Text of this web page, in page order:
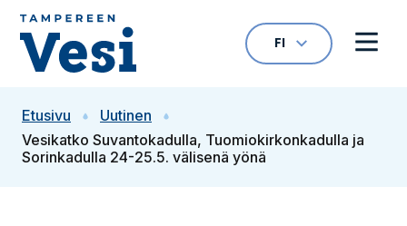
Siirry sisältöön
VALITTU KIELI:
FI
Avaa
Etusivu
Uutinen
Vesikatko Suvantokadulla, Tuomiokirkonkadulla ja
Sorinkadulla 24-25.5. välisenä yönä